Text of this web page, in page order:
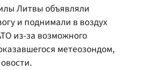
Литвы объявляли
и поднимали в воздух
из-за возможного
метеозондом,